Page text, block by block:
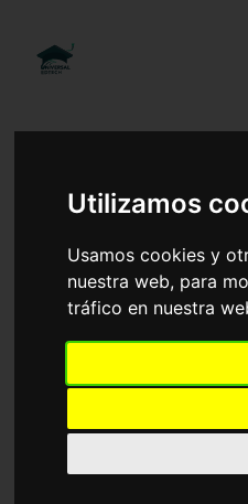
Utilizamos
Usamos cookies y
nuestra web, para
tráfico en nuestra
Electrónica y